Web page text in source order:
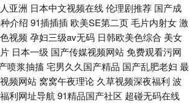
亚洲 日本中文视频在线伦理剧推荐 国产成
介绍 91插插插 欧美SE第二页毛片内射女激
视频 孕妇三级av无码 日韩欧美色综合 美女
日本一级 国产传媒视频网站免费观看污网
喷浆抽搐宅男久久国产精品 国产乱肥老妇 最
频网站 窝窝午夜理论 久草视频深夜福利 波
利网址导航 91精品国产社区 超碰无码在线